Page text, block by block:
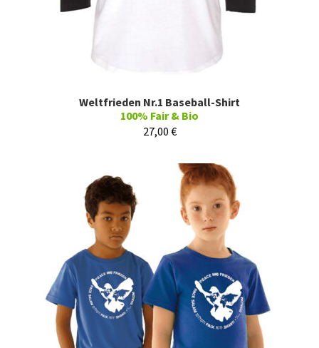
Weltfrieden Nr.1 Baseball-Shirt
100% Fair & Bio
27,00 €